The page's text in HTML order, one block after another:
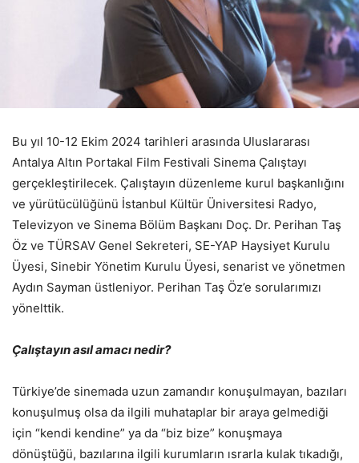
Bu yıl 10-12 Ekim 2024 tarihleri arasında Uluslararası
Antalya Altın Portakal Film Festivali Sinema Çalıştayı
gerçekleştirilecek. Çalıştayın düzenleme kurul başkanlığını
ve yürütücülüğünü İstanbul Kültür Üniversitesi Radyo,
Televizyon ve Sinema Bölüm Başkanı Doç. Dr. Perihan Taş
Öz ve TÜRSAV Genel Sekreteri, SE-YAP Haysiyet Kurulu
Üyesi, Sinebir Yönetim Kurulu Üyesi, senarist ve yönetmen
Aydın Sayman üstleniyor. Perihan Taş Öz’e sorularımızı
yönelttik.
Çalıştayın asıl amacı nedir?
Türkiye’de sinemada uzun zamandır konuşulmayan, bazıları
konuşulmuş olsa da ilgili muhataplar bir araya gelmediği
için “kendi kendine” ya da “biz bize” konuşmaya
dönüştüğü, bazılarına ilgili kurumların ısrarla kulak tıkadığı,